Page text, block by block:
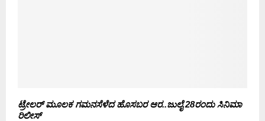
ಟ್ರೇಲರ್ ಮೂಲಕ ಗಮನಸೆಳೆದ ಹೊಸಬರ ಆರ..ಜುಲೈ 28ರಂದು ಸಿನಿಮಾ
ರಿಲೀಸ್